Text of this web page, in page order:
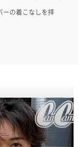
ーの着こなしを拝